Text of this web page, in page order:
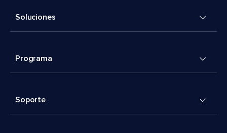
Soluciones
Programa
Soporte